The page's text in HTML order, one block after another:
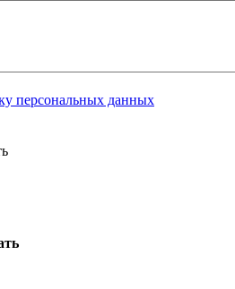
персональных данных